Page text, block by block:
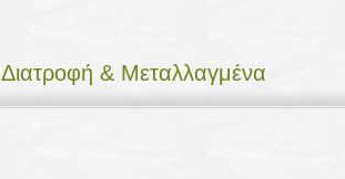
Διατροφή & Μεταλλαγμένα